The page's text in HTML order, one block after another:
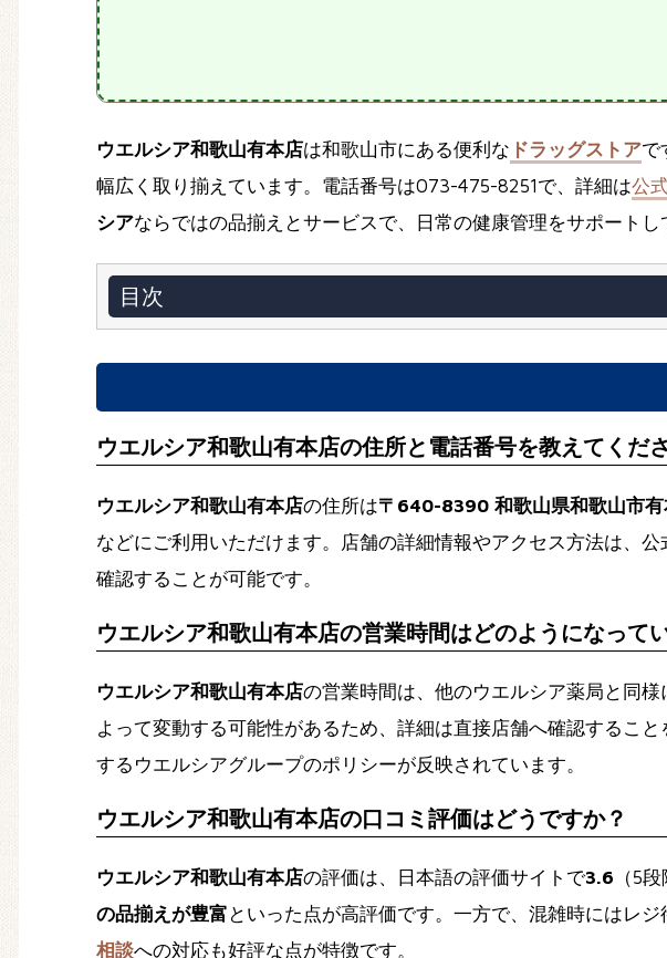
ウエルシア和歌山有本店は和歌山市にある便利な ドラッグストアで
幅広く取り揃えています。電話番号は073-475-8251で、詳細は公
シアならではの品揃えとサービスで、日常の健康管理をサポートし
目次
ウエルシア和歌山有本店の住所と電話番号を教えてくだ
ウエルシア和歌山有本店の住所は〒640-8390 和歌山県和歌山市有
などにご利用いただけます。店舗の詳細情報やアクセス方法は、公
確認することが可能です。
ウエルシア和歌山有本店の営業時間はどのようになって
ウエルシア和歌山有本店の営業時間は、他のウエルシア薬局と同様
よって変動する可能性があるため、詳細は直接店舗へ確認するこ
するウエルシアグループのポリシーが反映されています。
ウエルシア和歌山有本店の口コミ評価はどうですか？
ウエルシア和歌山有本店の評価は、日本語の評価サイトで3.6 （5
の品揃えが豊富 といった点が高評価です。一方で、混雑時にはレ
相談への対応も好評な点が特徴です。